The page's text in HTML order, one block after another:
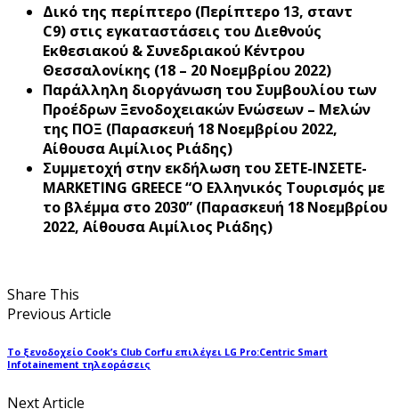
Δικό της περίπτερο (Περίπτερο 13, σταντ
C9) στις εγκαταστάσεις του Διεθνούς
Εκθεσιακού & Συνεδριακού Κέντρου
Θεσσαλονίκης (18 – 20 Νοεμβρίου 2022)
Παράλληλη διοργάνωση του Συμβουλίου των
Προέδρων Ξενοδοχειακών Ενώσεων – Μελών
της ΠΟΞ (Παρασκευή 18 Νοεμβρίου 2022,
Αίθουσα Αιμίλιος Ριάδης)
Συμμετοχή στην εκδήλωση του ΣΕΤΕ-ΙΝΣΕΤΕ-
MARKETING GREECE “Ο Ελληνικός Τουρισμός με
το βλέμμα στο 2030” (Παρασκευή 18 Νοεμβρίου
2022, Αίθουσα Αιμίλιος Ριάδης)
Share This
Previous Article
Το ξενοδοχείο Cook’s Club Corfu επιλέγει LG Pro:Centric Smart
Infotainement τηλεοράσεις
Next Article